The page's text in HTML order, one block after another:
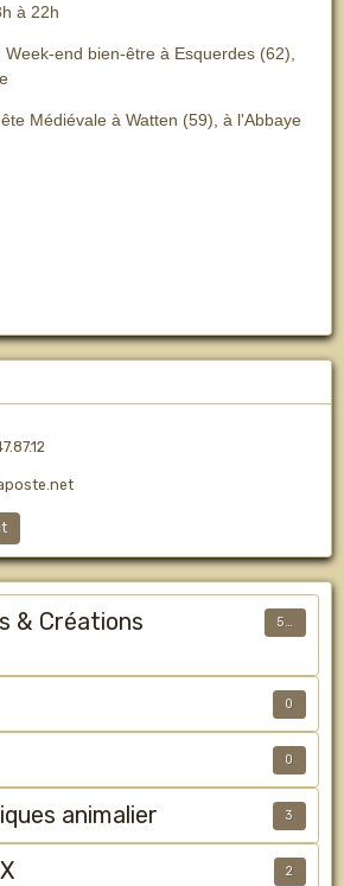
à 22h
Week-end bien-être à Esquerdes (62),
Médiévale à Watten (59), à l'Abbaye
& Créations
0
0
animalier 3
2